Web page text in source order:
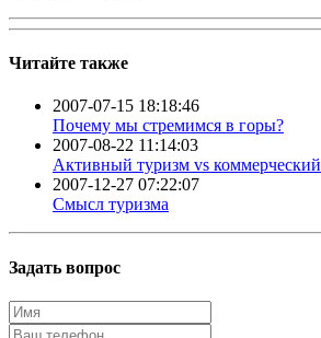
Читайте также
2007-07-15 18:18:46
Почему мы стремимся в горы?
2007-08-22 11:14:03
Активный туризм vs коммерческий
2007-12-27 07:22:07
Смысл туризма
Задать вопрос